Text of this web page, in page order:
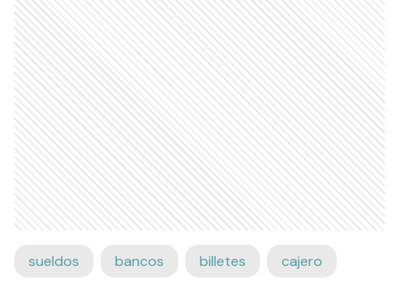
sueldos bancos billetes cajero